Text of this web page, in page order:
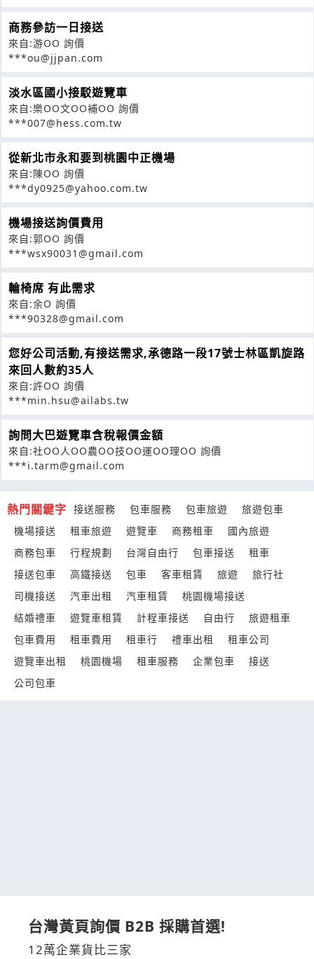
商務參訪一日接送
來自:游OO 詢價
***ou@jjpan.com
淡水區國小接駁遊覽車
來自:樂OO文OO補OO 詢價
***007@hess.com.tw
從新北市永和要到桃園中正機場
來自:陳OO 詢價
***dy0925@yahoo.com.tw
機場接送詢價費用
來自:郭OO 詢價
***wsx90031@gmail.com
輪椅席 有此需求
來自:余O 詢價
***90328@gmail.com
您好公司活動,有接送需求,承德路一段17號士林區凱旋路
來回人數約35人
來自:許OO 詢價
***min.hsu@ailabs.tw
詢問大巴遊覽車含稅報價金額
來自:社OO人OO農OO技OO運OO理OO 詢價
***i.tarm@gmail.com
熱門關鍵字 接送服務 包車服務 包車旅遊
旅遊包車
機場接送
租車旅遊 遊覽車 商務租車
國內旅遊
商務包車
行程規劃 台灣自由行 包車接送
租車
接送包車
高鐵接送 包車 客車租賃 旅遊
旅行社
司機接送
汽車出租 汽車租賃
桃園機場接送
結婚禮車
遊覽車租賃 計程車接送 自由行
旅遊租車
包車費用
租車費用 租車行 禮車出租
租車公司
遊覽車出租
桃園機場 租車服務 企業包車
接送
公司包車
台灣黃頁詢價 B2B 採購首選!
12萬企業貨比三家